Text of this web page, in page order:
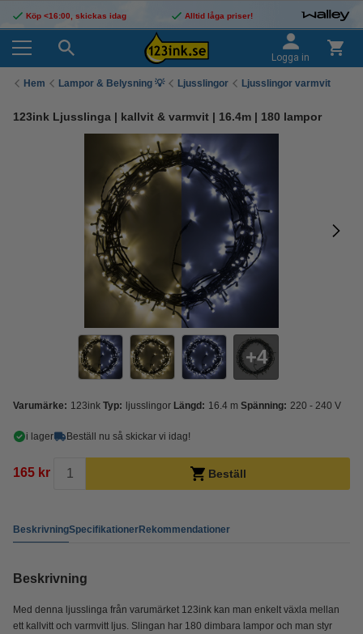
Köp <16:00, skickas idag Alltid låga priser!
Logga in
Hem Lampor & Belysning 💡 Ljusslingor Ljusslingor varmvit
123ink Ljusslinga | kallvit & varmvit | 16.4m | 180 lampor
4
Varumärke: 123ink Typ: ljusslingor Längd: 16.4 m Spänning: 220 - 240 V
i lager Beställ nu så skickar vi idag!
165 kr Beställ
BeskrivningSpecifikationerRekommendationer
Beskrivning
Med denna ljusslinga från varumärket 123ink kan man enkelt växla mellan
ett kallvitt och varmvitt ljus. Slingan har 180 dimbara lampor och man styr